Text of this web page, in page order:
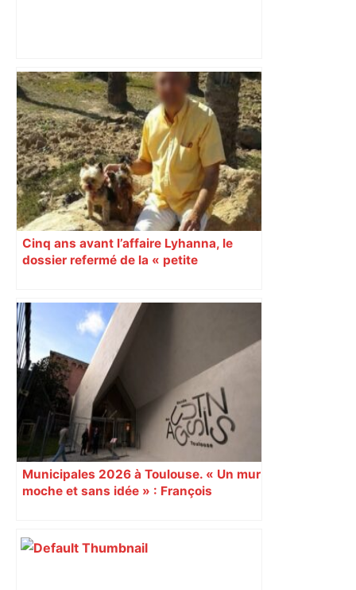
"Il y avait un vrai besoin" : à Toulouse,
un Centre dédié à la santé des femmes
réunit tous les spécialistes – ici.fr
Cinq ans avant l’affaire Lyhanna, le
dossier refermé de la « petite
Municipales 2026 à Toulouse. « Un mur
moche et sans idée » : François
Augustins